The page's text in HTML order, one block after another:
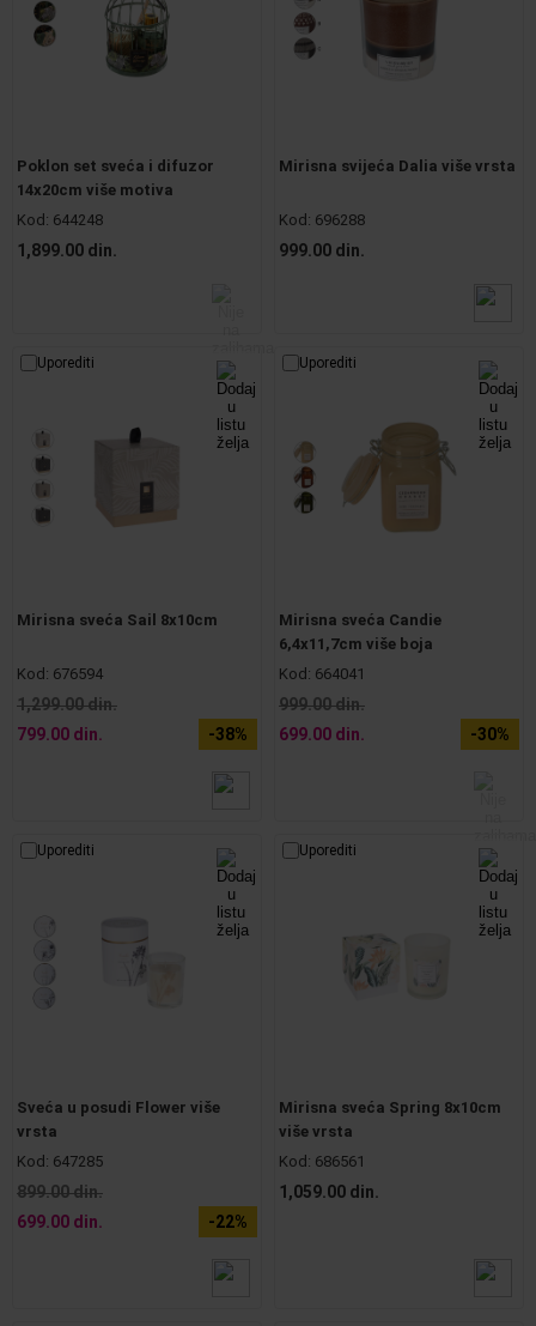
Poklon set sveća i difuzor
14x20cm više motiva
Kod: 644248
1,899.00 din.
Mirisna svijeća Dalia više vrsta
Kod: 696288
999.00 din.
Uporediti
Mirisna sveća Sail 8x10cm
Kod: 676594
1,299.00 din.
799.00 din.
-38%
Uporediti
Mirisna sveća Candie
6,4x11,7cm više boja
Kod: 664041
999.00 din.
699.00 din.
-30%
Uporediti
Sveća u posudi Flower više
vrsta
Kod: 647285
899.00 din.
699.00 din.
-22%
Uporediti
Mirisna sveća Spring 8x10cm
više vrsta
Kod: 686561
1,059.00 din.